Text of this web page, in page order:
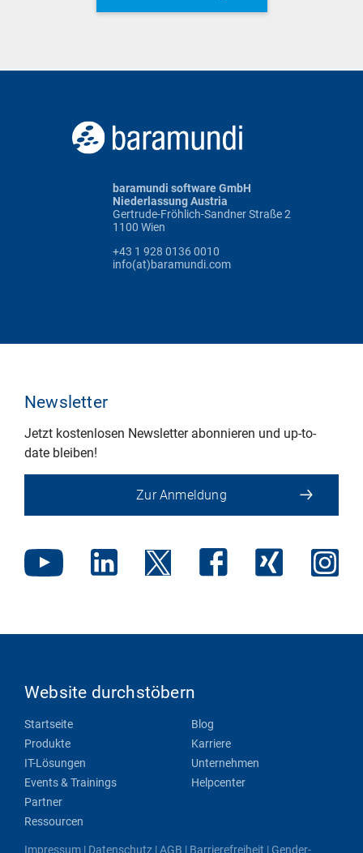
baramundi software GmbH
Niederlassung Austria
Gertrude-Fröhlich-Sandner Straße 2
1100 Wien
+43 1 928 0136 0010
info(at)baramundi.com
Newsletter
Jetzt kostenlosen Newsletter abonnieren und up-to-
date bleiben!
Zur Anmeldung
Website durchstöbern
Startseite
Produkte
IT-Lösungen
Events & Trainings
Partner
Ressourcen
Blog
Karriere
Unternehmen
Helpcenter
Impressum | Datenschutz |AGB | Barrierefreiheit | Gender-